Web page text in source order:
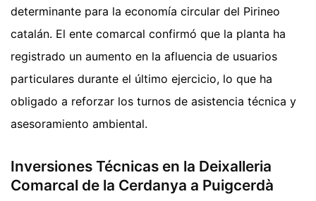
determinante para la economía circular del Pirineo
catalán. El ente comarcal confirmó que la planta ha
registrado un aumento en la afluencia de usuarios
particulares durante el último ejercicio, lo que ha
obligado a reforzar los turnos de asistencia técnica y
asesoramiento ambiental.
Inversiones Técnicas en la Deixalleria
Comarcal de la Cerdanya a Puigcerdà